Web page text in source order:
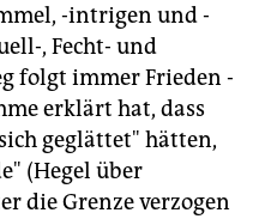
-intrigen und -
, Fecht- und
folgt immer Frieden -
erklärt hat, dass
geglättet" hätten,
(Hegel über
die Grenze verzogen